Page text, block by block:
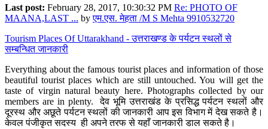
Last post: February 28, 2017, 10:30:32 PM Re: PHOTO OF
MAANA,LAST ... byएम.एस. मेहता /M S Mehta 9910532720
Tourism Places Of Uttarakhand - उत्तराखण्ड के पर्यटन स्थलों से
सम्बन्धित जानकारी
Everything about the famous tourist places and information of those
beautiful tourist places which are still untouched. You will get the
taste of virgin natural beauty here. Photographs collected by our
members are in plenty. देव भूमि उत्तराखंड के प्रसिद्ध पर्यटन स्थलों और
दूरस्थ और अछूते पर्यटन स्थलों की जानकारी आप इस विभाग में देख सकते है।
केवल पंजीकृत सदस्य ही अपने तरफ से यहाँ जानकारी डाल सकते है।